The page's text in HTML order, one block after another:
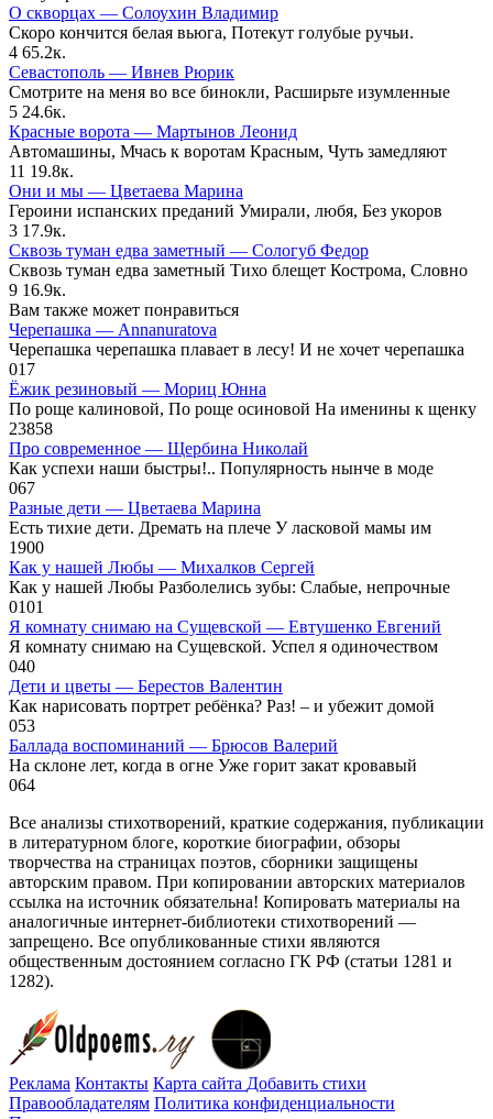
О скворцах — Солоухин Владимир
Скоро кончится белая вьюга, Потекут голубые ручьи.
4 65.2к.
Севастополь — Ивнев Рюрик
Смотрите на меня во все бинокли, Расширьте изумленные
5 24.6к.
Красные ворота — Мартынов Леонид
Автомашины, Мчась к воротам Красным, Чуть замедляют
11 19.8к.
Они и мы — Цветаева Марина
Героини испанских преданий Умирали, любя, Без укоров
3 17.9к.
Сквозь туман едва заметный — Сологуб Федор
Сквозь туман едва заметный Тихо блещет Кострома, Словно
9 16.9к.
Вам также может понравиться
Черепашка — Annanuratova
Черепашка черепашка плавает в лесу! И не хочет черепашка
017
Ёжик резиновый — Мориц Юнна
По роще калиновой, По роще осиновой На именины к щенку
23858
Про современное — Щербина Николай
Как успехи наши быстры!.. Популярность нынче в моде
067
Разные дети — Цветаева Марина
Есть тихие дети. Дремать на плече У ласковой мамы им
1900
Как у нашей Любы — Михалков Сергей
Как у нашей Любы Разболелись зубы: Слабые, непрочные
0101
Я комнату снимаю на Сущевской — Евтушенко Евгений
Я комнату снимаю на Сущевской. Успел я одиночеством
040
Дети и цветы — Берестов Валентин
Как нарисовать портрет ребёнка? Раз! – и убежит домой
053
Баллада воспоминаний — Брюсов Валерий
На склоне лет, когда в огне Уже горит закат кровавый
064
Все анализы стихотворений, краткие содержания, публикации
в литературном блоге, короткие биографии, обзоры
творчества на страницах поэтов, сборники защищены
авторским правом. При копировании авторских материалов
ссылка на источник обязательна! Копировать материалы на
аналогичные интернет-библиотеки стихотворений —
запрещено. Все опубликованные стихи являются
общественным достоянием согласно ГК РФ (статьи 1281 и
1282).
Реклама Контакты Карта сайта Добавить стихи
Правообладателям Политика конфиденциальности